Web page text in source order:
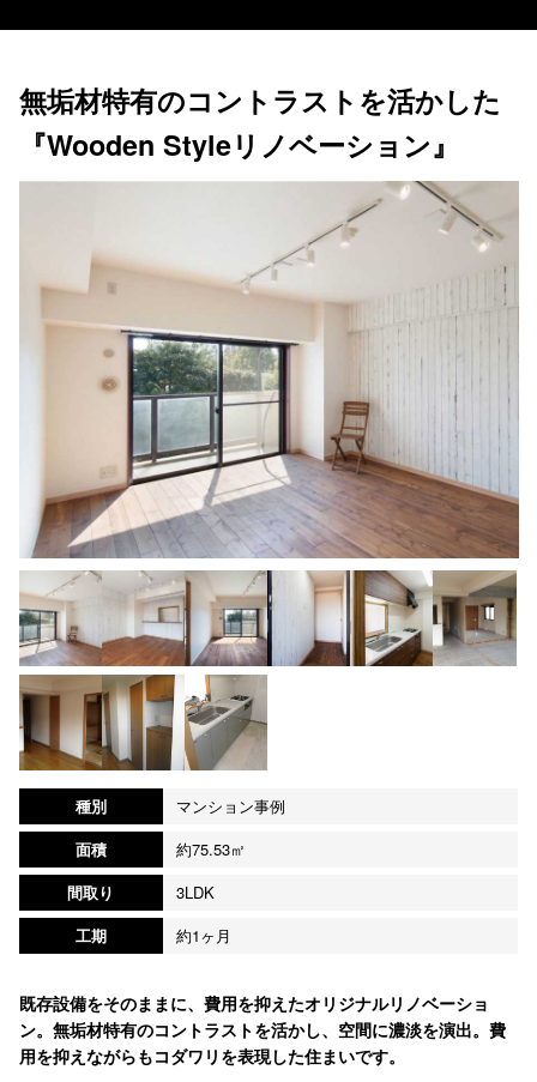
無垢材特有のコントラストを活かした
『Wooden Styleリノベーション』
種別
マンション事例
面積
約75.53㎡
間取り
3LDK
工期
約1ヶ月
既存設備をそのままに、費用を抑えたオリジナルリノベーショ
ン。無垢材特有のコントラストを活かし、空間に濃淡を演出。費
用を抑えながらもコダワリを表現した住まいです。